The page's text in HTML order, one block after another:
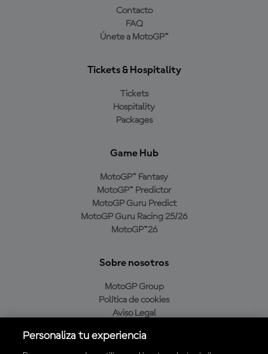
Contacto
FAQ
Únete a MotoGP™
Tickets & Hospitality
Tickets
Hospitality
Packages
Game Hub
MotoGP™ Fantasy
MotoGP™ Predictor
MotoGP Guru Predict
MotoGP Guru Racing 25/26
MotoGP™26
Sobre nosotros
MotoGP Group
Política de cookies
Aviso Legal
Política de compra
Personaliza tu experiencia